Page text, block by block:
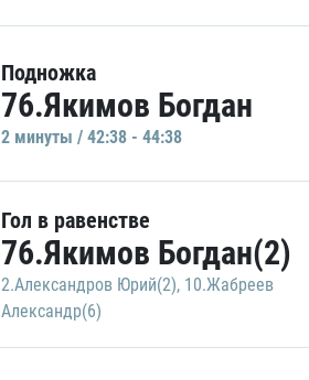
Подножка
76.Якимов Богдан
2 минуты / 42:38 - 44:38
Гол в равенстве
76.Якимов Богдан(2)
2.Александров Юрий(2), 10.Жабреев
Александр(6)